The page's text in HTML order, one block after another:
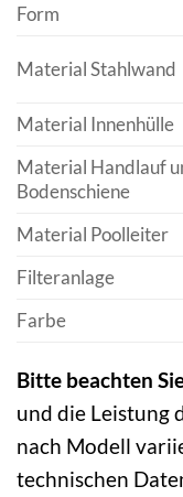
Form
Material Stahlwand
Material Innenhülle
Material Handlauf
Bodenschiene
Material Poolleiter
Filteranlage
Farbe
Bitte beachten
und die Leistung
nach Modell
technischen